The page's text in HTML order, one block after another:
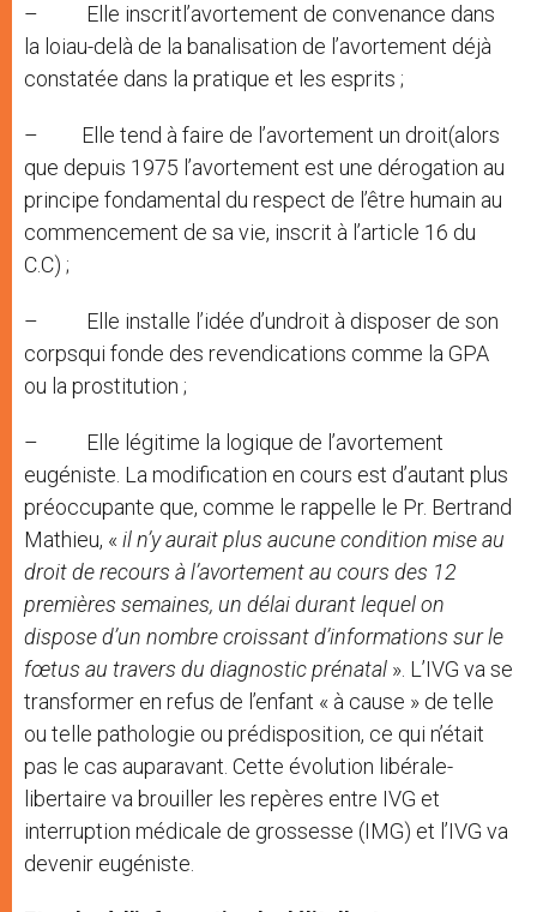
– Elle inscritl’avortement de convenance dans
la loiau-delà de la banalisation de l’avortement déjà
constatée dans la pratique et les esprits ;
– Elle tend à faire de l’avortement un droit(alors
que depuis 1975 l’avortement est une dérogation au
principe fondamental du respect de l’être humain au
commencement de sa vie, inscrit à l’article 16 du
C.C) ;
– Elle installe l’idée d’undroit à disposer de son
corpsqui fonde des revendications comme la GPA
ou la prostitution ;
– Elle légitime la logique de l’avortement
eugéniste. La modification en cours est d’autant plus
préoccupante que, comme le rappelle le Pr. Bertrand
Mathieu, « il n’y aurait plus aucune condition mise au
droit de recours à l’avortement au cours des 12
premières semaines, un délai durant lequel on
dispose d’un nombre croissant d’informations sur le
fœtus au travers du diagnostic prénatal ». L’IVG va se
transformer en refus de l’enfant « à cause » de telle
ou telle pathologie ou prédisposition, ce qui n’était
pas le cas auparavant. Cette évolution libérale-
libertaire va brouiller les repères entre IVG et
interruption médicale de grossesse (IMG) et l’IVG va
devenir eugéniste.